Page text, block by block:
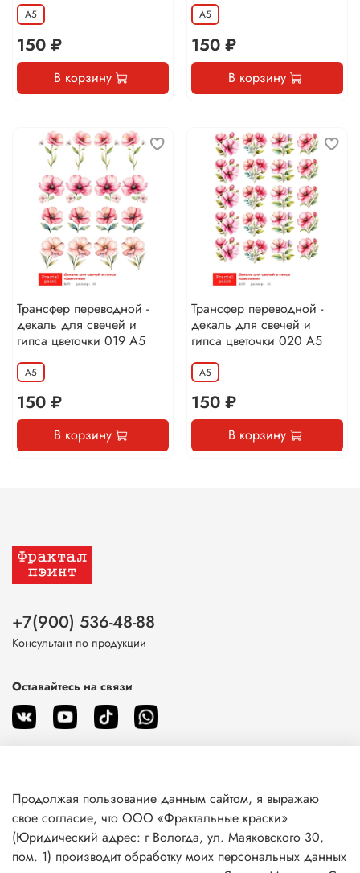
А5
150 ₽
В корзину
А5
150 ₽
В корзину
Трансфер переводной -
декаль для свечей и
гипса цветочки 019 А5
А5
150 ₽
В корзину
Трансфер переводной -
декаль для свечей и
гипса цветочки 020 А5
А5
150 ₽
В корзину
О магазине
Клиентам
+7(900) 536-48-88
Консультант по продукции
Оставайтесь на связи
Продолжая пользование данным сайтом, я выражаю
свое согласие, что ООО «Фрактальные краски»
(Юридический адрес: г Вологда, ул. Маяковского 30,
пом. 1) производит обработку моих персональных данных